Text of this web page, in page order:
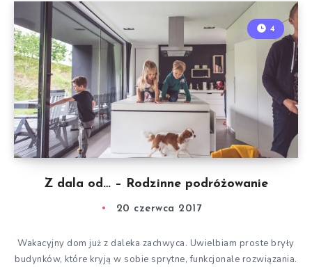
Z dala od… – Rodzinne podróżowanie
4
20 czerwca 2017
Wakacyjny dom już z daleka zachwyca. Uwielbiam proste bryły
budynków, które kryją w sobie sprytne, funkcjonale rozwiązania.